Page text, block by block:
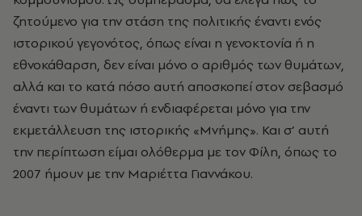
ζητούμενο για την στάση της πολιτικής έναντι ενός
ιστορικού γεγονότος, όπως είναι η γενοκτονία ή η
εθνοκάθαρση, δεν είναι μόνο ο αριθμός των θυμάτων,
αλλά και το κατά πόσο αυτή αποσκοπεί στον σεβασμό
έναντι των θυμάτων ή ενδιαφέρεται μόνο για την
εκμετάλλευση της ιστορικής «Μνήμης». Και σ’ αυτή
την περίπτωση είμαι ολόθερμα με τον Φίλη, όπως το
2007 ήμουν με την Μαριέττα Γιαννάκου.